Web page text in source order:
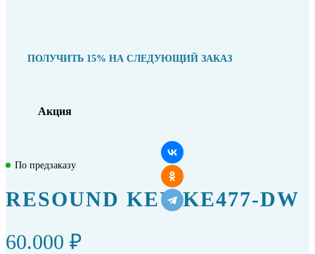
ПОЛУЧИТЬ 15% НА СЛЕДУЮЩИЙ ЗАКАЗ
Акция
По предзаказу
RESOUND KEY KE477-DW
60.000 ₽